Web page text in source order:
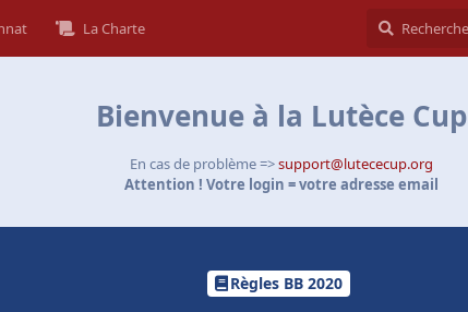
La Charte
Bienvenue à la Lutèce Cup
En cas de problème =>support@lutececup.org
Attention ! Votre login = votre adresse email
Règles BB 2020